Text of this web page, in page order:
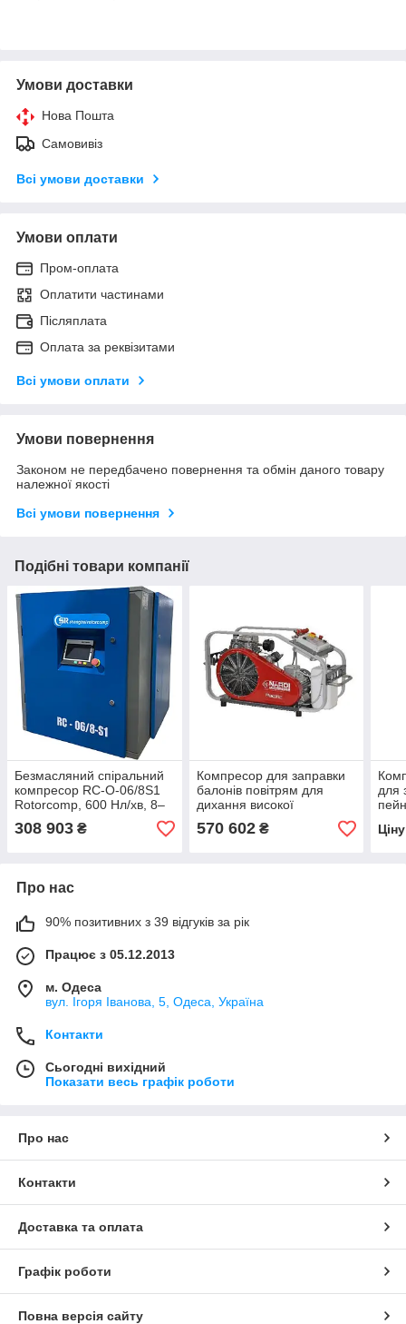
Умови доставки
Нова Пошта
Самовивіз
Всі умови доставки
Умови оплати
Пром-оплата
Оплатити частинами
Післяплата
Оплата за реквізитами
Всі умови оплати
Умови повернення
Законом не передбачено повернення та обмін даного товару
належної якості
Всі умови повернення
Подібні товари компанії
Безмасляний спіральний
компресор RC-O-06/8S1
Rotorcomp, 600 Нл/хв, 8–
10 бар
308 903 ₴
Компресор для заправки
балонів повітрям для
дихання високої
продуктивності PACIFIC P
23
570 602₴
для
Про нас
90% позитивних з 39 відгуків за рік
Працює з 05.12.2013
м. Одеса
вул. Ігоря Іванова, 5, Одеса, Україна
Контакти
Сьогодні вихідний
Показати весь графік роботи
Про нас
Контакти
Доставка та оплата
Графік роботи
Повна версія сайту